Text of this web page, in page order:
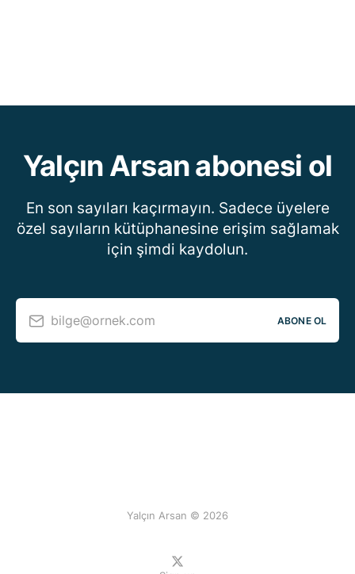
Yalçın Arsan abonesi ol
En son sayıları kaçırmayın. Sadece üyelere
özel sayıların kütüphanesine erişim sağlamak
için şimdi kaydolun.
bilge@ornek.com ABONE OL
Yalçın Arsan © 2026